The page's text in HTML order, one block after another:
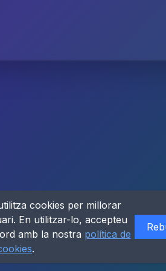
cookies per millorar
En utilitzar-lo, accepteu
amb la nostra política de
.